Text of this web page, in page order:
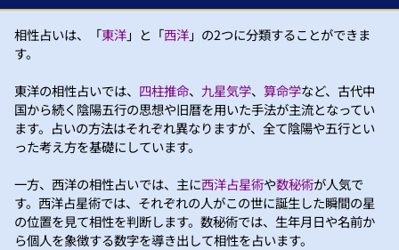
相性占いは、「東洋」と「西洋」の2つに分類することができま
す。
東洋の相性占いでは、 四柱推命、 九星気学、 算命学など、古代中
国から続く陰陽五行の思想や旧暦を用いた手法が主流となってい
ます。占いの方法はそれぞれ異なりますが、全て陰陽や五行とい
った考え方を基礎にしています。
一方、西洋の相性占いでは、主に西洋占星術や数秘術が人気で
す。西洋占星術では、それぞれの人がこの世に誕生した瞬間の星
の位置を見て相性を判断します。数秘術では、生年月日や名前か
ら個人を象徴する数字を導き出して相性を占います。